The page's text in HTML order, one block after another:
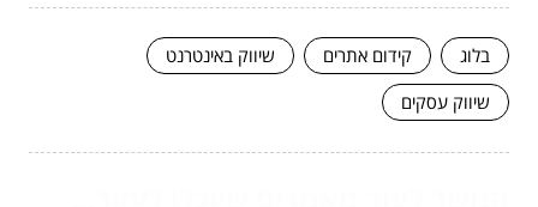
בלוג קידום אתרים
שיווק באינטרנט
שיווק עסקים